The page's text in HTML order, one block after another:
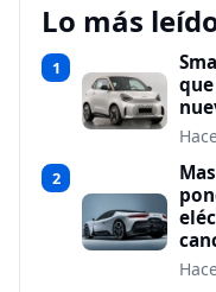
Lo más
1
2